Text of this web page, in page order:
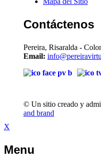
Contáctenos
Pereira, Risaralda -
Email:
© Un sitio creado y
and brand
X
Menu